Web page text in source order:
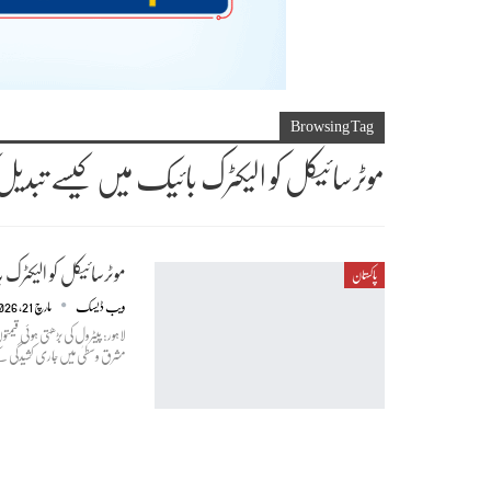
Browsing Tag
موٹرسائیکل کو الیکٹرک بائیک میں کیسے
پاکستان موٹرسائیکل کو
ویب ڈیسک مارچ 21, 2026
لاہور: پیٹرول کی بڑھتی ہوئی
مشرق وسطیٰ میں جاری کشیدگی